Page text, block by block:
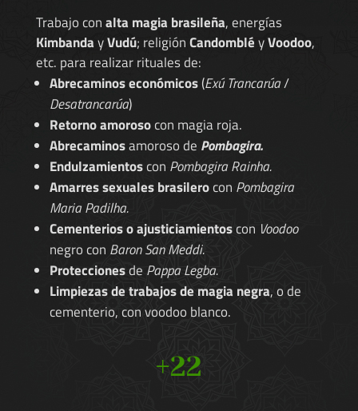
Trabajo conalta magia brasileña, energías
KimbandayVudú; religiónCandombléyVoodoo,
etc. para realizar rituales de:
Abrecaminos económicos(Exú Trancarúa/
Desatrancarúa)
Retorno amorosocon magia roja.
Abrecaminosamoroso de Pombagira.
Endulzamientoscon Pombagira Rainha.
Amarres sexuales brasilerocon Pombagira
Maria Padilha.
Cementerios o ajusticiamientoscon Voodoo
negro con Baron San Meddi.
Proteccionesde Pappa Legba.
Limpiezas de trabajos de magia negra, o de
cementerio, con voodoo blanco.
+22